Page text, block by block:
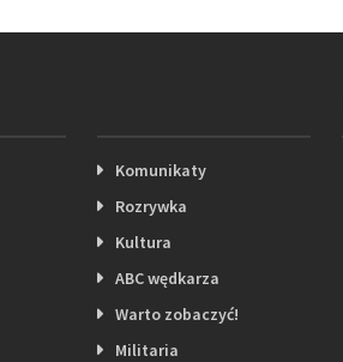
Komunikaty
Rozrywka
Kultura
ABC wędkarza
Warto zobaczyć!
Militaria